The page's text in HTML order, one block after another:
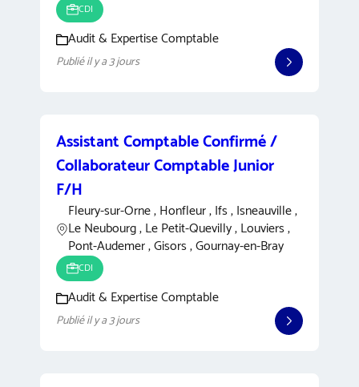
CDI
Audit & Expertise Comptable
Publié il y a 3 jours
Assistant Comptable Confirmé /
Collaborateur Comptable Junior
F/H
Fleury-sur-Orne , Honfleur , Ifs , Isneauville ,
Le Neubourg , Le Petit-Quevilly , Louviers ,
Pont-Audemer , Gisors , Gournay-en-Bray
CDI
Audit & Expertise Comptable
Publié il y a 3 jours